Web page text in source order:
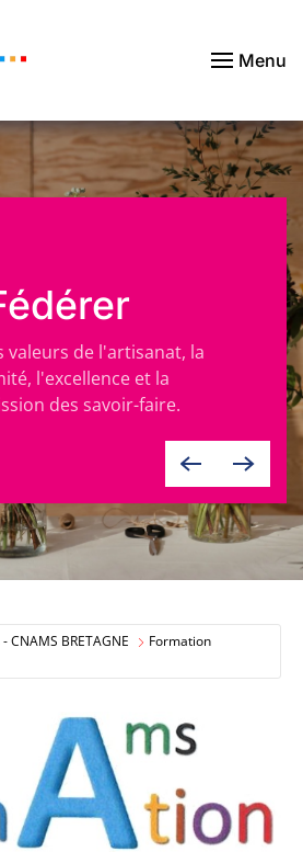
principal Menu
valeurs de l'artisanat, la
l'excellence et la
des savoir-faire.
CNAMS BRETAGNE
Formation